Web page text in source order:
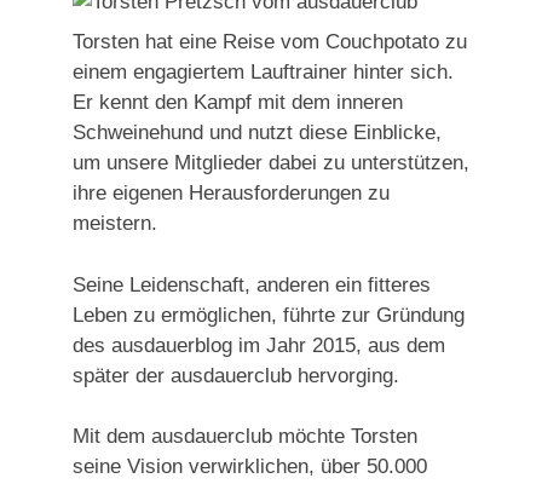
Torsten hat eine Reise vom Couchpotato zu
einem engagiertem Lauftrainer hinter sich.
Er kennt den Kampf mit dem inneren
Schweinehund und nutzt diese Einblicke,
um unsere Mitglieder dabei zu unterstützen,
ihre eigenen Herausforderungen zu
meistern.
Seine Leidenschaft, anderen ein fitteres
Leben zu ermöglichen, führte zur Gründung
des ausdauerblog im Jahr 2015, aus dem
später der ausdauerclub hervorging.
Mit dem ausdauerclub möchte Torsten
seine Vision verwirklichen, über 50.000